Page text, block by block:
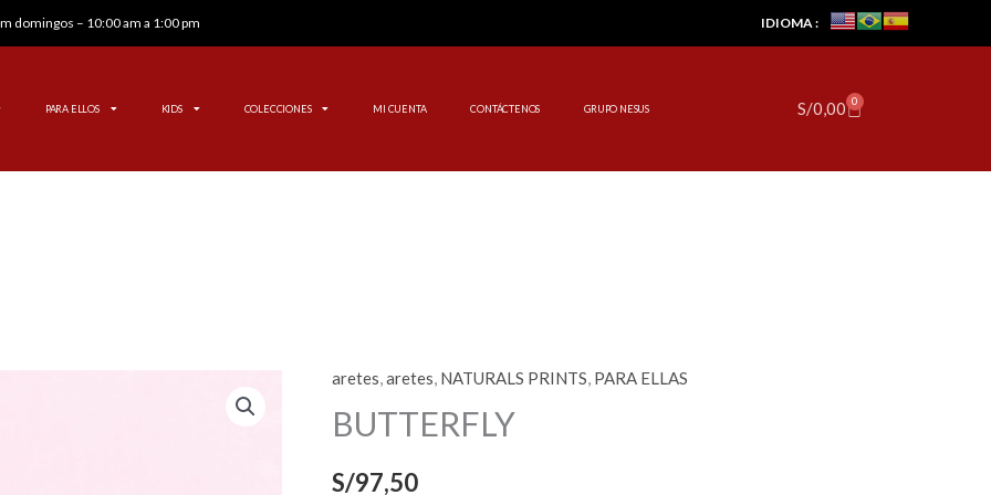
domingos – 10:00 am a 1:00 pm IDIOMA :
PARA ELLOS KIDS COLECCIONES MI CUENTA CONTÁCTENOS GRUPO NESUS S/0,00 0 Cart
aretes,aretes, NATURALS PRINTS, PARA ELLAS
BUTTERFLY
S/97,50
BUTTERFLY
cantidad